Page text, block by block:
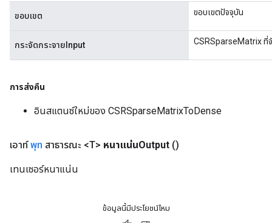
ขอบเขต ขอบเขตปัจจุบัน
กระจัดกระจายInput CSRSparseMatrix ที่
การส่งคืน
อินสแตนซ์ใหม่ของ CSRSparseMatrixToDense
เอาท์พุท สาธารณะ <T> หนาแน่นOutput ()
เทนเซอร์หนาแน่น
ข้อมูลนี้มีประโยชน์ไหม